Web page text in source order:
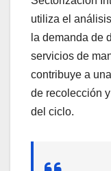
utiliza el
la demanda de
servicios de
contribuye a
de recolección
del ciclo.